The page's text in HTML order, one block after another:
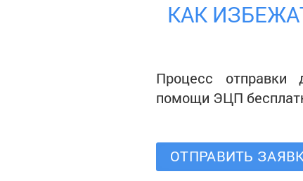
КАК
Процесс отправки
помощи ЭЦП
ОТПРАВИТЬ